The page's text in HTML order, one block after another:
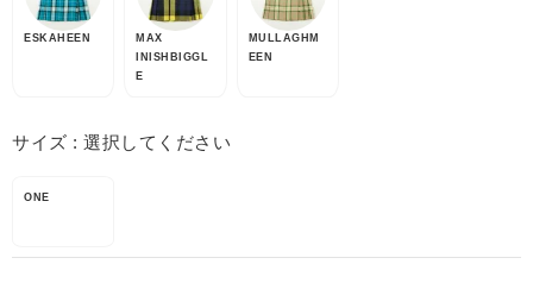
ESKAHEEN
MAX
INISHBIGGL
E
MULLAGHM
EEN
サイズ 選択してください
ONE